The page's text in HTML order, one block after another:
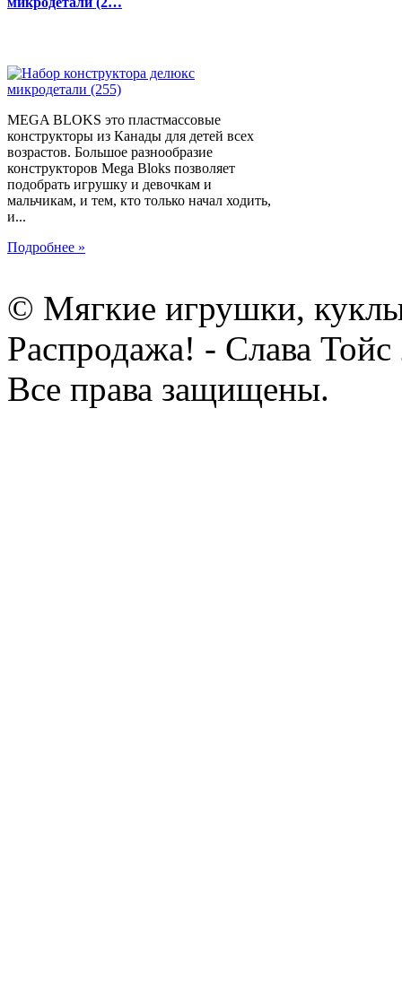
MEGA BLOKS это пластмассовые
конструкторы из Канады для детей всех
возрастов. Большое разнообразие
конструкторов Mega Bloks позволяет
подобрать игрушку и девочкам и
мальчикам, и тем, кто только начал ходить,
и...
Подробнее »
© Мягкие игрушки,
Распродажа! - Слава Тойс
Все права защищены.